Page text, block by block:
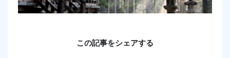
この記事をシェアする